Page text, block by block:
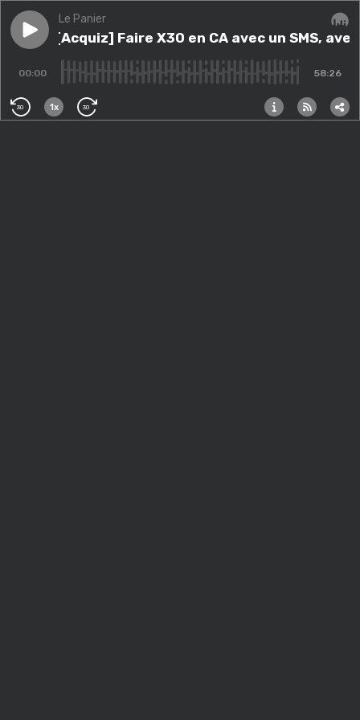
Play episode#254 - [Acquiz] Faire X30 en CA avec un SMS, avec
Le Panier
#254 - [Acquiz] Faire X30 en CA avec un SMS,
00:00 58:26
30 1x 30